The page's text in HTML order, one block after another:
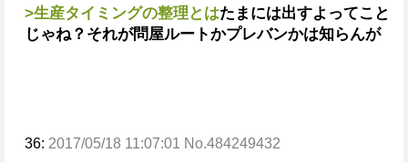
>生産タイミングの整理とはたまには出すよってこと
じゃね？ それが問屋ルートかプレバンかは知らんが
36: 2017/05/18 11:07:01 No.484249432